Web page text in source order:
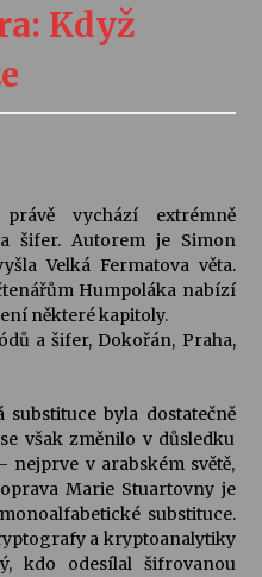
Josefíny Duškové: Stávám se
festival Quijotova
8. 2026
Stromovce: Kolchoz a
Když
vychází extrémně
šifer. Autorem je Simon
Velká Fermatova věta.
Humpoláka nabízí
některé kapitoly.
a šifer, Dokořán, Praha,
substituce byla dostatečně
však změnilo v důsledku
v arabském světě,
Marie Stuartovny je
substituce.
a kryptoanalytiky
kdo odesílal šifrovanou